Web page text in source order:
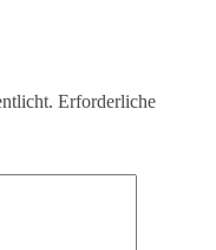
Erforderliche